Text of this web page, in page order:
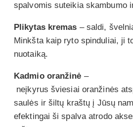
spalvomis suteikia skambumo
Plikytas kremas – saldi,
Minkšta kaip ryto spinduliai, ji
nuotaiką.
Kadmio oranžinė –
neįkyrus šviesiai oranžinės
saulės ir šiltų kraštų į Jūsų
efektingai ši spalva atrodo